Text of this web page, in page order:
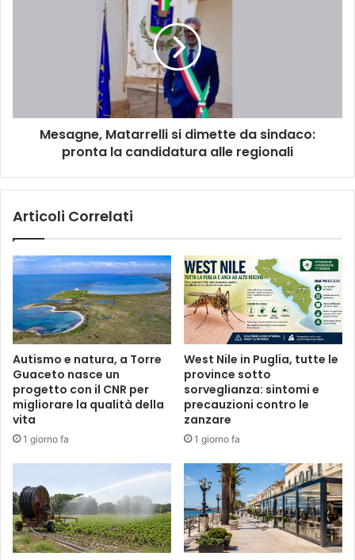
candidatura
Mesagne, Matarrelli si dimette da sindaco:
pronta la candidatura alle regionali
Articoli Correlati
Autismo e natura, a Torre
Guaceto nasce un
progetto con il CNR per
migliorare la qualità della
vita
1 giorno fa
West Nile in Puglia, tutte le
province sotto
sorveglianza: sintomi e
precauzioni contro le
zanzare
1 giorno fa